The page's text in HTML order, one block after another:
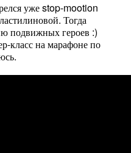
уже stop-mootion
Тогда
подвижных героев :)
класс на марафоне по